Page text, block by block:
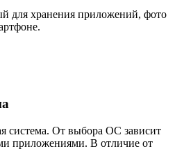
для хранения приложений, фото
система. От выбора ОС зависит
приложениями. В отличие от